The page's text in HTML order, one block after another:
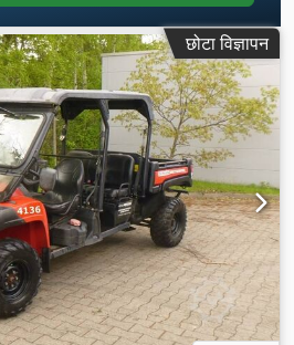
छोटा विज्ञापन